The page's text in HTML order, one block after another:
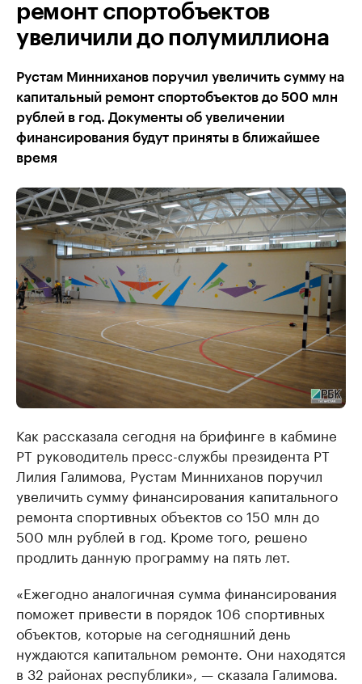
ремонт спортобъектов
увеличили до полумиллиона
Рустам Минниханов поручил увеличить сумму на
капитальный ремонт спортобъектов до 500 млн
рублей в год. Документы об увеличении
финансирования будут приняты в ближайшее
время
Как рассказала сегодня на брифинге в кабмине
РТ руководитель пресс-службы президента РТ
Лилия Галимова, Рустам Минниханов поручил
увеличить сумму финансирования капитального
ремонта спортивных объектов со 150 млн до
500 млн рублей в год. Кроме того, решено
продлить данную программу на пять лет.
«Ежегодно аналогичная сумма финансирования
поможет привести в порядок 106 спортивных
объектов, которые на сегодняшний день
нуждаются капитальном ремонте. Они находятся
в 32 районах республики», — сказала Галимова.